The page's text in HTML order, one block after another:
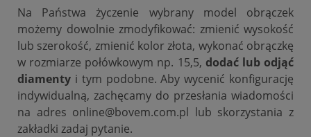
Na Państwa życzenie wybrany model obrączek
możemy dowolnie zmodyfikować: zmienić wysokość
lub szerokość, zmienić kolor złota, wykonać obrączkę
w rozmiarze połówkowym np. 15,5, dodać lub odjąć
diamenty i tym podobne. Aby wycenić konfigurację
indywidualną, zachęcamy do przesłania wiadomości
na adres online@bovem.com.pl lub skorzystania z
zakładki zadaj pytanie.